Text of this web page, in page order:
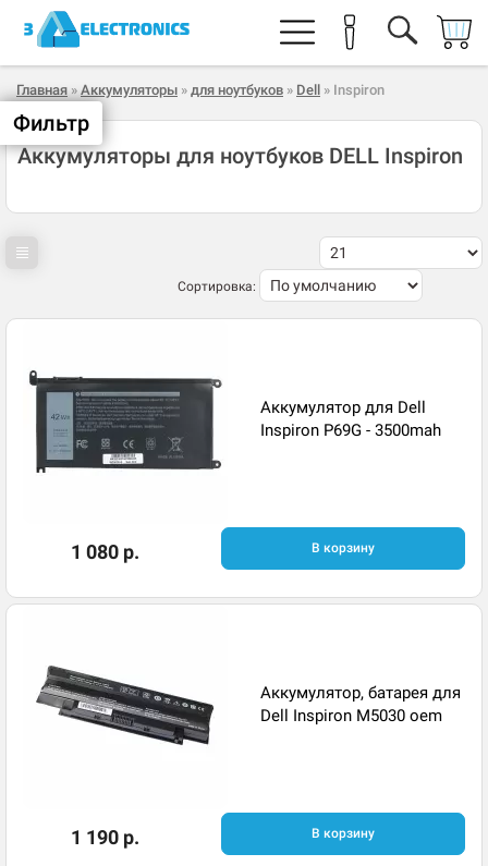
Главная » Аккумуляторы » для ноутбуков » Dell » Inspiron
Аккумуляторы для ноутбуков DELL Inspiron
Сортировка:
Аккумулятор для Dell
Inspiron P69G - 3500mah
1 080 р. В корзину
Аккумулятор, батарея для
Dell Inspiron M5030 oem
1 190 р. В корзину
Фильтр